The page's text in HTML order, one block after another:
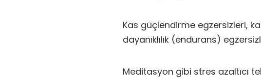
Kas güçlendirme egzersizleri,
dayanıklılık (endurans)
Meditasyon gibi stres azaltıcı